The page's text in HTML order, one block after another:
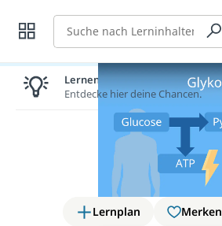
Suche
Lernplan Merken
Lernen lohnt sich!
Entdecke hier deine Chancen.